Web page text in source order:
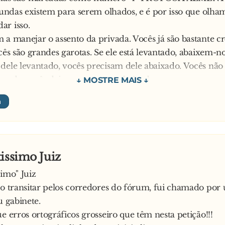
o equívoco reside apenas na junção inapropriada de
seria dizer “excelentíssimo” juiz.
aquele magistrado nunca mais aceitou, com
excelentíssimo juiz.
a expressão como extremo de excelência ou como
existem para serem olhados, e é por isso que
isso.
a manejar o assento da privada. Vocês já são bastante
são grandes garotas. Se ele está levantado, abaixem-
levantado, vocês precisam dele abaixado. Vocês
vocês deixam o assento abaixado.
futebol. É como a lua cheia ou a mudança das marés.
NÃO é um esporte. E não adianta, nós nunca
vocês querem. Vamos deixar isso bem claro:
funcionam!
não funcionam!
não funcionam!
o que querem!
Juiz
Juiz
transitar pelos corredores do fórum, fui chamado por
gabinete.
erros ortográficos grosseiro que têm nesta petição!!!